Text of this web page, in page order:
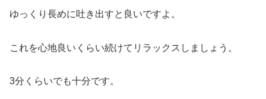
ゆっくり長めに吐き出すと良いですよ。
これを心地良いくらい続けてリラックスしましょう。
3分くらいでも十分です。